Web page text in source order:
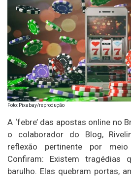
Foto: Pixabay/reprodução
A ‘febre’ das apostas online no
o colaborador do Blog,
reflexão pertinente por
Confiram: Existem tragédias
barulho. Elas quebram portas,